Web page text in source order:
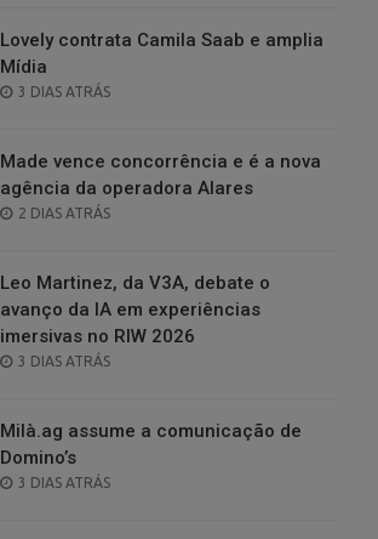
Lovely contrata Camila Saab e amplia
Mídia
POSTED
3 DIAS ATRÁS
Made vence concorrência e é a nova
agência da operadora Alares
POSTED
2 DIAS ATRÁS
Leo Martinez, da V3A, debate o
avanço da IA em experiências
imersivas no RIW 2026
POSTED
3 DIAS ATRÁS
Milà.ag assume a comunicação de
Domino’s
POSTED
3 DIAS ATRÁS